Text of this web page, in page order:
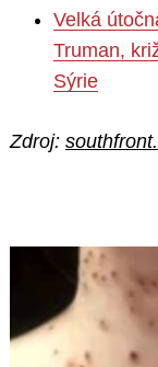
Velká
Truman,
Sýrie
Zdroj: